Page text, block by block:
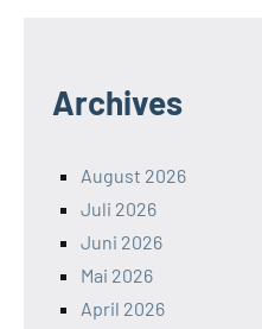
Archives
August 2026
Juli 2026
Juni 2026
Mai 2026
April 2026